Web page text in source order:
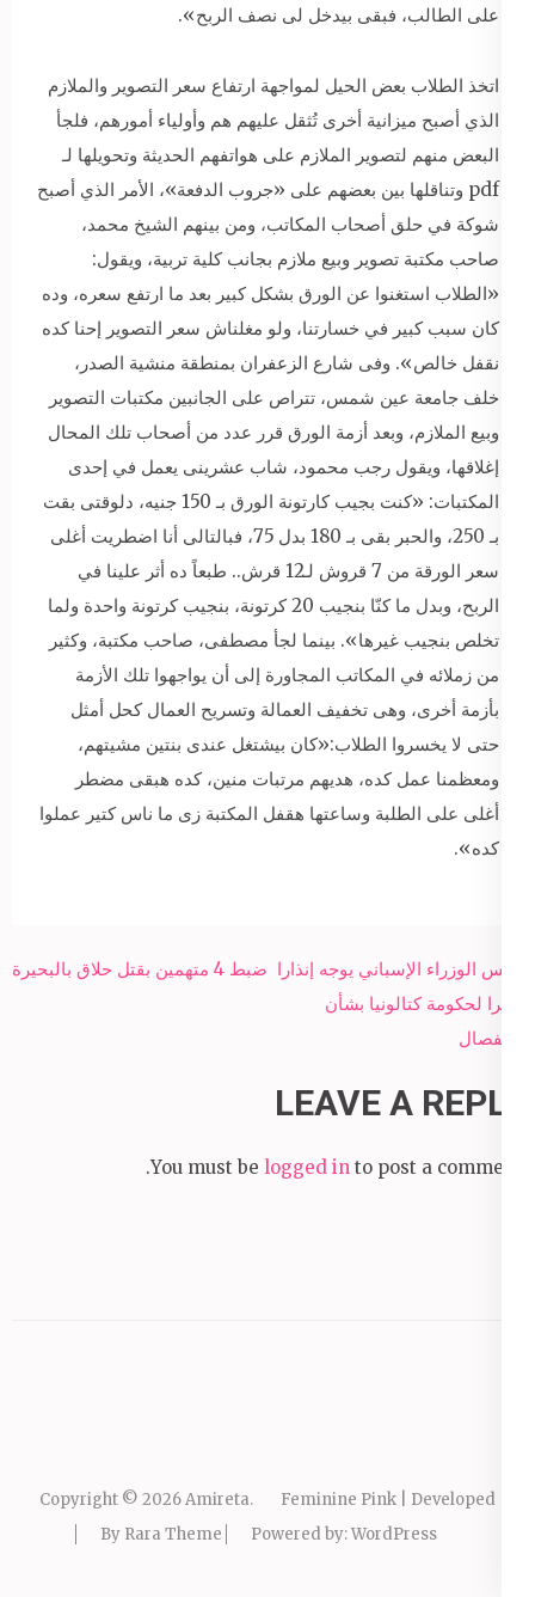
على الطالب، فبقى بيدخل لى نصف الربح».
اتخذ الطلاب بعض الحيل لمواجهة ارتفاع سعر التصوير والملازم
الذي أصبح ميزانية أخرى تُثقل عليهم هم وأولياء أمورهم، فلجأ
البعض منهم لتصوير الملازم على هواتفهم الحديثة وتحويلها لـ
pdf وتناقلها بين بعضهم على «جروب الدفعة»، الأمر الذي أصبح
شوكة في حلق أصحاب المكاتب، ومن بينهم الشيخ محمد،
صاحب مكتبة تصوير وبيع ملازم بجانب كلية تربية، ويقول:
«الطلاب استغنوا عن الورق بشكل كبير بعد ما ارتفع سعره، وده
كان سبب كبير في خسارتنا، ولو مغلناش سعر التصوير إحنا كده
نقفل خالص». وفى شارع الزعفران بمنطقة منشية الصدر،
خلف جامعة عين شمس، تتراص على الجانبين مكتبات التصوير
وبيع الملازم، وبعد أزمة الورق قرر عدد من أصحاب تلك المحال
إغلاقها، ويقول رجب محمود، شاب عشرينى يعمل في إحدى
المكتبات: «كنت بجيب كارتونة الورق بـ 150 جنيه، دلوقتى بقت
بـ 250، والحبر بقى بـ 180 بدل 75، فبالتالى أنا اضطريت أغلى
سعر الورقة من 7 قروش لـ12 قرش.. طبعاً ده أثر علينا في
الربح، وبدل ما كنّا بنجيب 20 كرتونة، بنجيب كرتونة واحدة ولما
تخلص بنجيب غيرها». بينما لجأ مصطفى، صاحب مكتبة، وكثير
من زملائه في المكاتب المجاورة إلى أن يواجهوا تلك الأزمة
بأزمة أخرى، وهى تخفيف العمالة وتسريح العمال كحل أمثل
حتى لا يخسروا الطلاب:«كان بيشتغل عندى بنتين مشيتهم،
ومعظمنا عمل كده، هديهم مرتبات منين، كده هبقى مضطر
أغلى على الطلبة وساعتها هقفل المكتبة زى ما ناس كتير عملوا
كده».
Post
navigation
ضبط 4 متهمين بقتل حلاق بالبحيرة رئيس الوزراء الإسباني يوجه إنذارا
أخيرا لحكومة كتالونيا بشأن
الانفصال
LEAVE A REPLY
You must be logged in to post a comment.
Copyright © 2026Amireta.
Feminine Pink | Developed
By Rara Theme Powered by:WordPress